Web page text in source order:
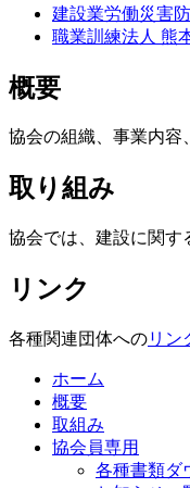
建設業労働災害
職業訓練法人 熊
概要
協会の組織、事業内容
取り組み
協会では、建設に関す
リンク
各種関連団体へのリン
ホーム
概要
取組み
協会員専用
各種書類ダ